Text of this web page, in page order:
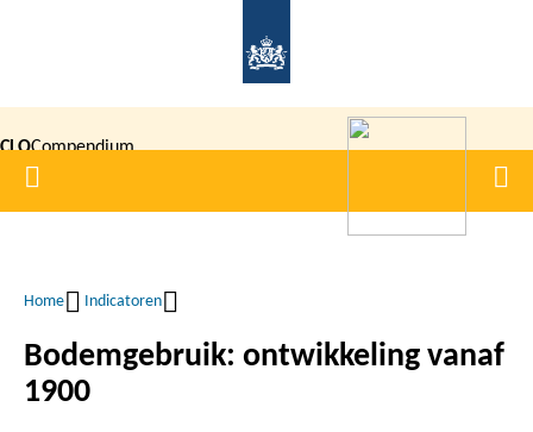
inhoud
gaan
CLOCompendium
voor de
Home
Kruimelpad
Home Indicatoren
Bodemgebruik: ontwikkeling vanaf
1900